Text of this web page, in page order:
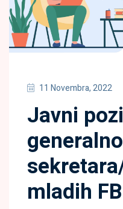
11 Novembra, 2022
Javni
mladih